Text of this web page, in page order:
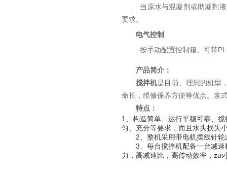
当原水与混凝剂或助凝剂
要求。
电气控制
按手动配置控制箱、可带
产品简介：
搅拌机是目前、理想的机型
命长，维修保养方便等优点。浆
特点：
1、构造简单、运行平稳可靠、
匀、充分等要求，而且水头损失
2、整机采用带电机摆线针轮
3、每台搅拌机配备一台减速
力，高减速比，高传动效率，zui